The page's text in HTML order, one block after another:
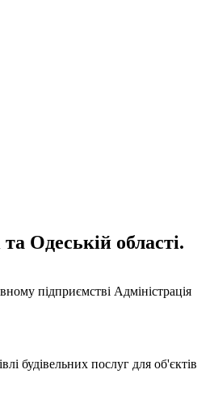
Одеській області.
підприємстві Адміністрація
будівельних послуг для об'єктів